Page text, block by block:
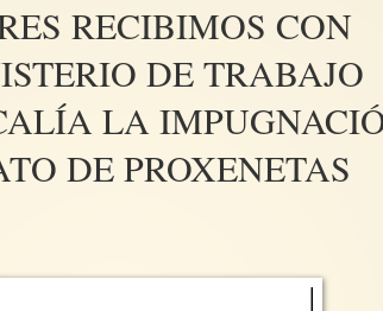
RECIBIMOS CON
DE TRABAJO
LA
DE PROXENETAS